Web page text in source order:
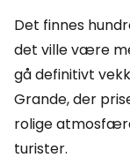
Det finnes
det ville være
gå definitivt
Grande, der
rolige
turister.